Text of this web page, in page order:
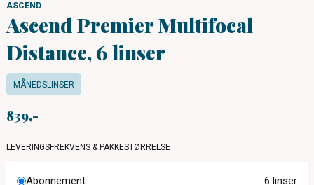
ASCEND
Ascend Premier Multifocal
Distance, 6 linser
MÅNEDSLINSER
839
LEVERINGSFREKVENS & PAKKESTØRRELSE
Abonnement 6 linser